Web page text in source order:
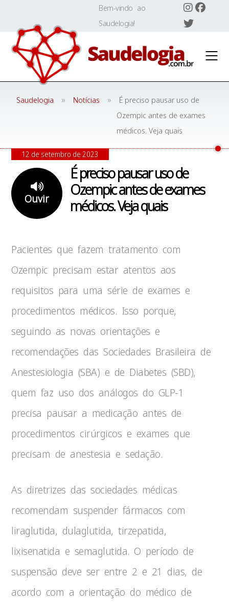
content
Bem-vindo ao
Saudelogia!
Saudelogia » Notícias »
É preciso pausar uso de
Ozempic antes de exames
médicos. Veja quais
É preciso pausar uso de
Ozempic antes de exames
médicos. Veja quais
Ouvir
12 de setembro de 2023
Pacientes que fazem tratamento com
Ozempic precisam estar atentos aos
requisitos para uma série de exames e
procedimentos médicos. Isso porque,
seguindo as novas orientações e
recomendações das Sociedades Brasileira de
Anestesiologia (SBA) e de Diabetes (SBD),
quem faz uso dos análogos do GLP-1
precisa pausar a medicação antes de
procedimentos cirúrgicos e exames que
precisam de anestesia e sedação.
As diretrizes das sociedades médicas
recomendam suspender fármacos com
liraglutida, dulaglutida, tirzepatida,
lixisenatida e semaglutida. O período de
suspensão deve ser entre 2 e 21 dias, de
acordo com a orientação do médico de